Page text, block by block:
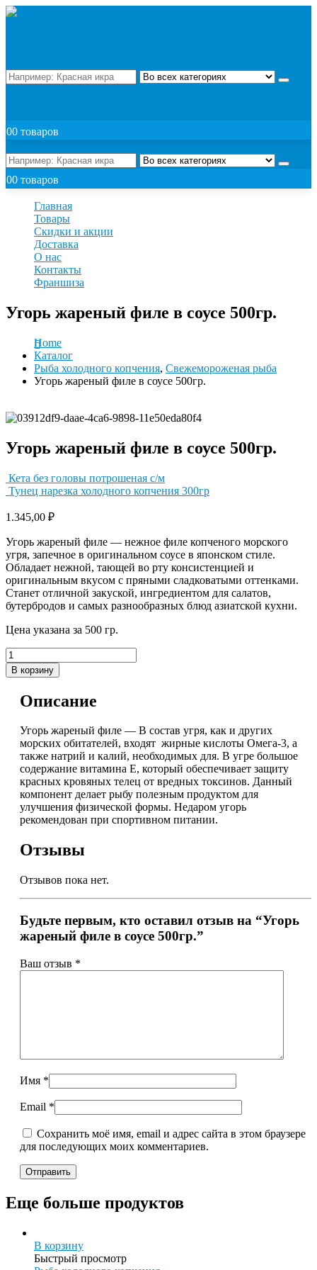
00 товаров
00 товаров
Главная
Товары
Скидки и акции
Доставка
О нас
Контакты
Франшиза
Угорь жареный филе в соусе 500гр.
Home
Каталог
Рыба холодного копчения, Свежемороженая рыба
Угорь жареный филе в соусе 500гр.
Угорь жареный филе в соусе 500гр.
Кета без головы потрошеная с/м
Тунец нарезка холодного копчения 300гр
1.345,00 ₽
Угорь жареный филе — нежное филе копченого морского
угря, запечное в оригинальном соусе в японском стиле.
Обладает нежной, тающей во рту консистенцией и
оригинальным вкусом с пряными сладковатыми оттенками.
Станет отличной закуской, ингредиентом для салатов,
бутербродов и самых разнообразных блюд азиатской кухни.
Цена указана за 500 гр.
В корзину
Описание
Угорь жареный филе — В состав угря, как и других
морских обитателей, входят жирные кислоты Омега-3, а
также натрий и калий, необходимых для. В угре большое
содержание витамина Е, который обеспечивает защиту
красных кровяных телец от вредных токсинов. Данный
компонент делает рыбу полезным продуктом для
улучшения физической формы. Недаром угорь
рекомендован при спортивном питании.
Отзывы
Отзывов пока нет.
Будьте первым, кто оставил отзыв на “Угорь
жареный филе в соусе 500гр.”
Ваш отзыв *
Имя *
Email *
Сохранить моё имя, email и адрес сайта в этом браузере
для последующих моих комментариев.
Еще больше продуктов
В корзину
Быстрый просмотр